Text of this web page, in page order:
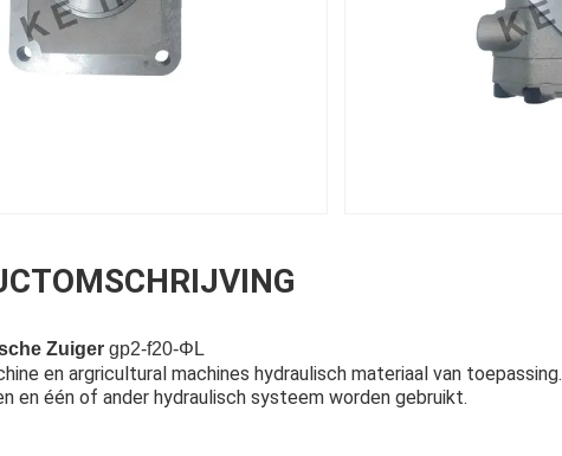
Zuiger gp2-f20-ΦL
en argricultural machines hydraulisch materiaal van toepassing.
en één of ander hydraulisch systeem worden gebruikt.